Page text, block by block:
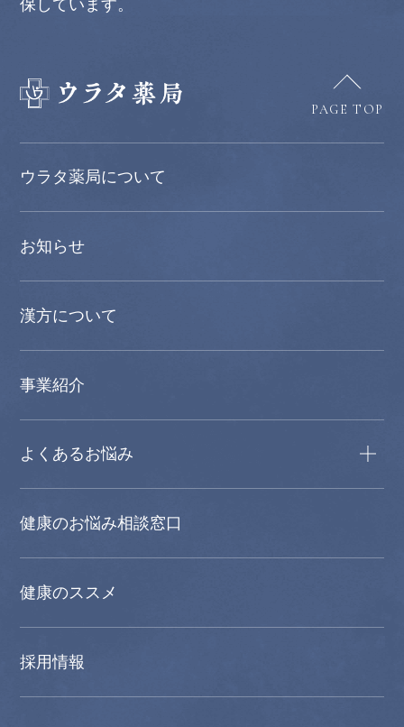
保しています。
PAGE TOP
ウラタ薬局について
お知らせ
漢方について
事業紹介
よくあるお悩み
健康のお悩み相談窓口
健康のススメ
採用情報